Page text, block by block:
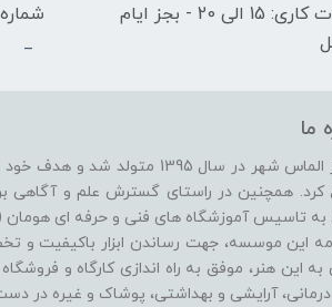
ساعات کاری: 15 الی 20 - بجز ایام
_
ما
ماساژ الماس شهر در سال 1395
تاسیس آموزشگاه های فنی و حرفه ای هومان
این موسسه، جهت رساندن ابزار باکیفیت و
به این هنر، موفق به راه اندازی کارگاه و
آرایشی و بهداشتی، پوشاک و غیره در